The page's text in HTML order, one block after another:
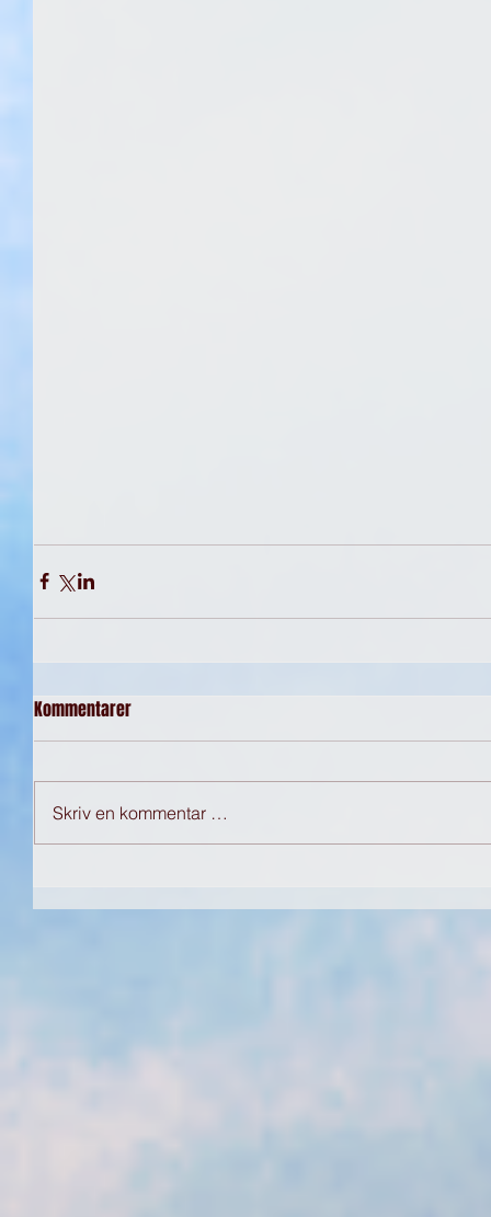
Kommentarer
Skriv en kommentar …